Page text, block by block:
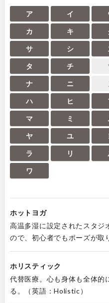
ア イ
カ キ
サ シ
タ チ
ナ ニ
ハ ヒ
マ ミ
ヤ ユ
ラ リ
ワ
ホットヨガ
高温多湿に設定されたスタジ
ので、初心者でもポーズが取
ホリスティック
代替医療。心も身体も全体的
る。（英語：Holistic）